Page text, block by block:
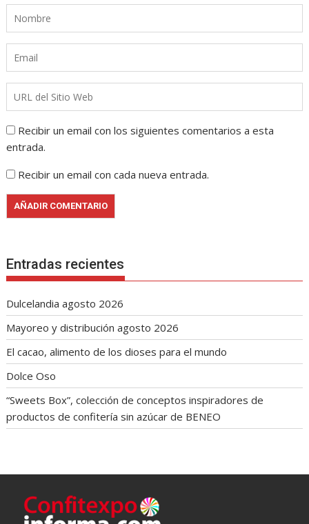
Recibir un email con los siguientes comentarios a esta
entrada.
Recibir un email con cada nueva entrada.
Entradas recientes
Dulcelandia agosto 2026
Mayoreo y distribución agosto 2026
El cacao, alimento de los dioses para el mundo
Dolce Oso
“Sweets Box”, colección de conceptos inspiradores de
productos de confitería sin azúcar de BENEO